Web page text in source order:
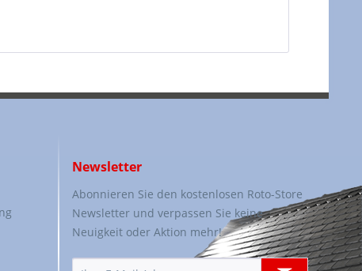
Newsletter
Abonnieren Sie den kostenlosen Roto-Store
Newsletter und verpassen Sie keine
Neuigkeit oder Aktion mehr!